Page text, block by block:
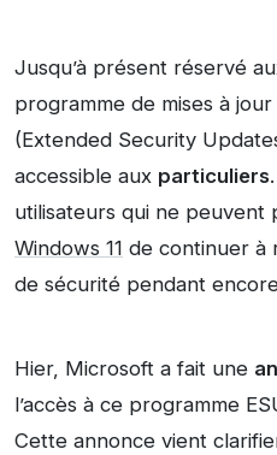
Jusqu’à présent réservé
programme de mises à
(Extended Security
accessible aux particuliers
utilisateurs qui ne peuvent
Windows 11 de continuer à
de sécurité pendant
Hier, Microsoft a fait une
l’accès à ce programme
Cette annonce vient